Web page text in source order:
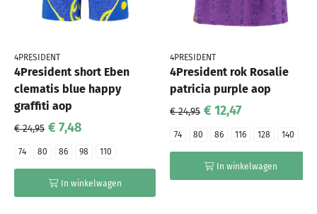
4PRESIDENT
4President short Eben
clematis blue happy
graffiti aop
€ 24,95 € 7,48
74 80 86 98 110
In winkelwagen
4PRESIDENT
4President rok Rosalie
patricia purple aop
€ 24,95 € 12,47
74 80 86 116 128 140
In winkelwagen